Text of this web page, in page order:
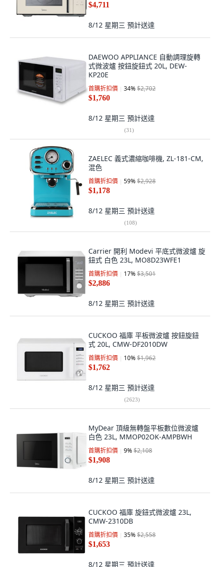
$4,711
8/12 星期三 預計送達
DAEWOO APPLIANCE 自動調理旋轉
式微波爐 按鈕旋鈕式 20L, DEW-
KP20E
首購折扣價 34%$2,702
$1,760
8/12 星期三 預計送達
(31)
ZAELEC 義式濃縮咖啡機, ZL-181-CM,
混色
首購折扣價 59%$2,928
$1,178
8/12 星期三 預計送達
(108)
Carrier 開利 Modevi 平底式微波爐 旋
鈕式 白色 23L, MO8D23WFE1
首購折扣價 17%$3,501
$2,886
8/12 星期三 預計送達
CUCKOO 福庫 平板微波爐 按鈕旋鈕
式 20L, CMW-DF2010DW
首購折扣價 10%$1,962
$1,762
8/12 星期三 預計送達
(2623)
MyDear 頂級無轉盤平板數位微波爐
白色 23L, MMOP02OK-AMPBWH
首購折扣價 9%$2,108
$1,908
8/12 星期三 預計送達
CUCKOO 福庫 旋鈕式微波爐 23L,
CMW-2310DB
首購折扣價 35%$2,558
$1,653
8/12 星期三 預計送達